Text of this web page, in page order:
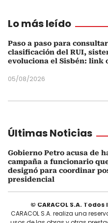
Lo más leído
Paso a paso para
clasificación del RUI,
evoluciona el Sisbén: link
05/08/2026
Últimas Noticias
Gobierno Petro acusa de
campaña a funcionario
designó para coordinar
presidencial
© CARACOL S.A.
CARACOL S.A. realiza una